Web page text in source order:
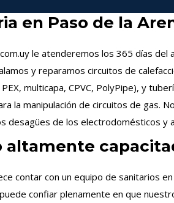
en Paso de la
le atenderemos los 365 días
y reparamos circuitos de
PEX, multicapa, CPVC, PolyPipe), y
la manipulación de circuitos de gas.
desagües de los electrodomésticos y
altamente
contar con un equipo de sanitarios
confiar plenamente en que